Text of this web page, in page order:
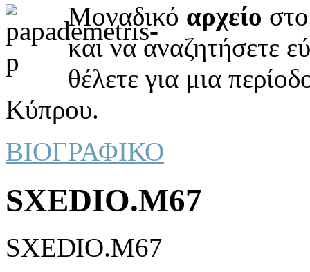
Μοναδικό αρχείο
και να αναζητήσετε
θέλετε για μια
Κύπρου.
ΒΙΟΓΡΑΦΙΚΟ
SXEDIO.M67
SXEDIO.M67